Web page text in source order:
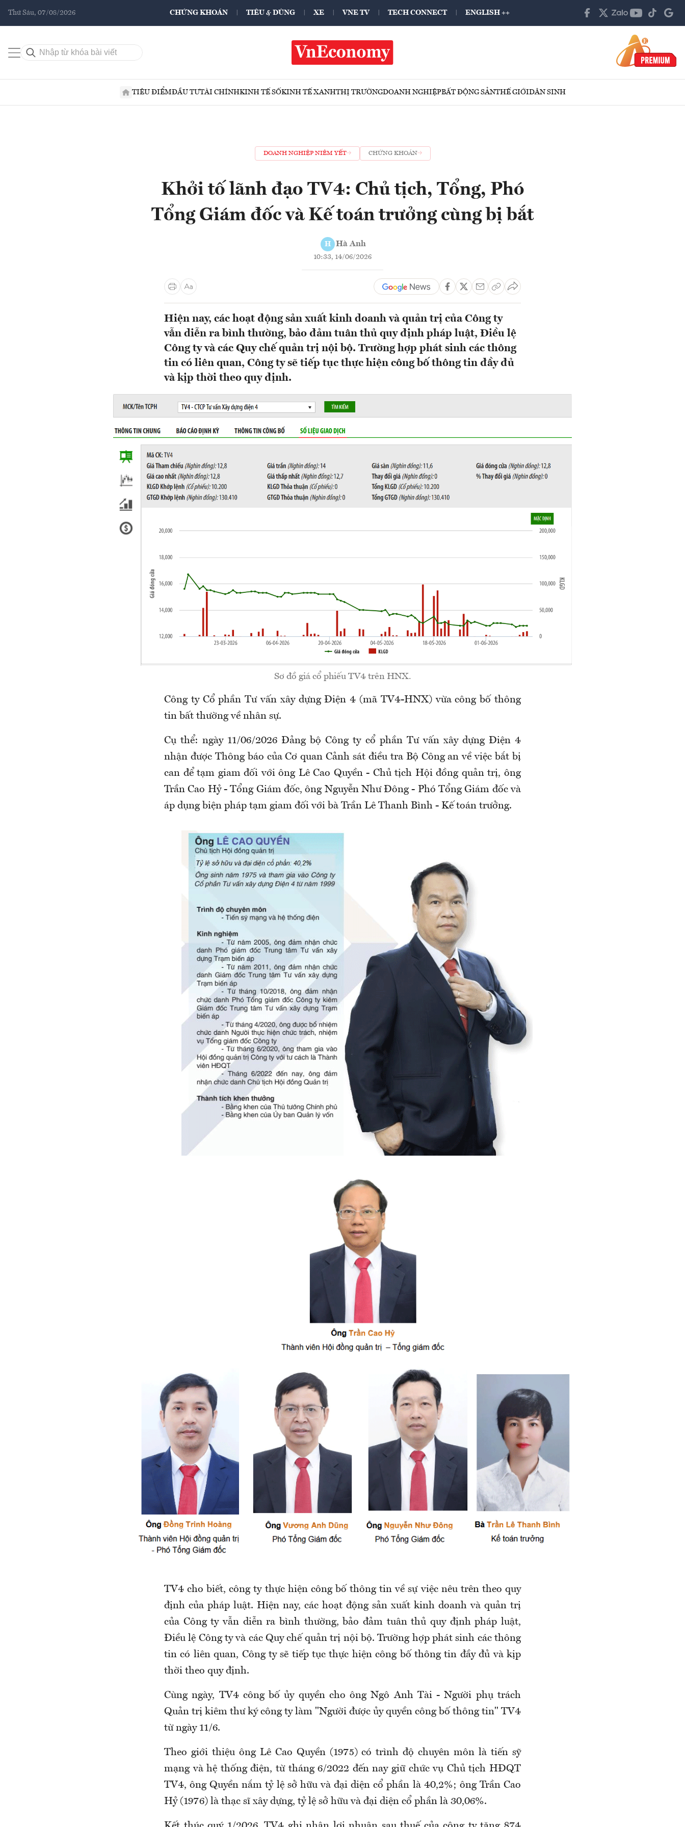
Thứ Sáu, 07/08/2026 CHỨNG KHOÁN TIÊU & DÙNG XE VNE TV TECH CONNECT ENGLISH ++
TIÊU ĐIỂMĐẦU TƯTÀI CHÍNHKINH TẾ SỐKINH TẾ XANHTHỊ TRƯỜNGDOANH NGHIỆPBẤT ĐỘNG SẢNTHẾ GIỚIDÂN SINH
DOANH NGHIỆP NIÊM YẾT CHỨNG KHOÁN
Khởi tố lãnh đạo TV4: Chủ tịch, Tổng, Phó
Tổng Giám đốc và Kế toán trưởng cùng bị bắt
H Hà Anh
10:33, 14/06/2026
Hiện nay, các hoạt động sản xuất kinh doanh và quản trị của Công ty
vẫn diễn ra bình thường, bảo đảm tuân thủ quy định pháp luật, Điều lệ
Công ty và các Quy chế quản trị nội bộ. Trường hợp phát sinh các thông
tin có liên quan, Công ty sẽ tiếp tục thực hiện công bố thông tin đầy đủ
và kịp thời theo quy định.
Sơ đồ giá cổ phiếu TV4 trên HNX.
Công ty Cổ phần Tư vấn xây dựng Điện 4 (mã TV4-HNX) vừa công bố thông
tin bất thường về nhân sự.
Cụ thể: ngày 11/06/2026 Đảng bộ Công ty cổ phần Tư vấn xây dựng Điện 4
nhận được Thông báo của Cơ quan Cảnh sát điều tra Bộ Công an về việc bắt bị
can để tạm giam đối với ông Lê Cao Quyền - Chủ tịch Hội đồng quản trị, ông
Trần Cao Hỷ - Tổng Giám đốc, ông Nguyễn Như Đông - Phó Tổng Giám đốc và
áp dụng biện pháp tạm giam đối với bà Trần Lê Thanh Bình - Kế toán trưởng.
TV4 cho biết, công ty thực hiện công bố thông tin về sự việc nêu trên theo quy
định của pháp luật. Hiện nay, các hoạt động sản xuất kinh doanh và quản trị
của Công ty vẫn diễn ra bình thường, bảo đảm tuân thủ quy định pháp luật,
Điều lệ Công ty và các Quy chế quản trị nội bộ. Trường hợp phát sinh các thông
tin có liên quan, Công ty sẽ tiếp tục thực hiện công bố thông tin đầy đủ và kịp
thời theo quy định.
Cùng ngày, TV4 công bố ủy quyền cho ông Ngô Anh Tài - Người phụ trách
Quản trị kiêm thư ký công ty làm "Người được ủy quyền công bố thông tin" TV4
từ ngày 11/6.
Theo giới thiệu ông Lê Cao Quyền (1975) có trình độ chuyên môn là tiến sỹ
mạng và hệ thống điện, từ tháng 6/2022 đến nay giữ chức vụ Chủ tịch HĐQT
TV4, ông Quyền nắm tỷ lệ sở hữu và đại diện cổ phần là 40,2%; ông Trần Cao
Hỷ (1976) là thạc sĩ xây dựng, tỷ lệ sở hữu và đại diện cổ phần là 30,06%.